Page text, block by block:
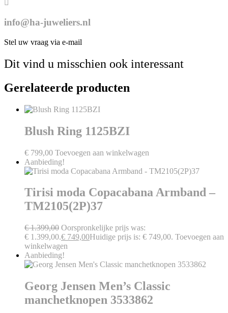
info@ha-juweliers.nl
Stel uw vraag via e-mail
Dit vind u misschien ook interessant
Gerelateerde producten
Blush Ring 1125BZI
€ 799,00 Toevoegen aan winkelwagen
Aanbieding!
Tirisi moda Copacabana Armband –
TM2105(2P)37
€1.399,00 Oorspronkelijke prijs was:
€ 1.399,00.€ 749,00Huidige prijs is: € 749,00. Toevoegen aan
winkelwagen
Aanbieding!
Georg Jensen Men’s Classic
manchetknopen 3533862